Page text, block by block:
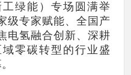
绿能）专场圆满举
级专家赋能、全国产
电氢融合创新、深耕
零碳转型的行业盛